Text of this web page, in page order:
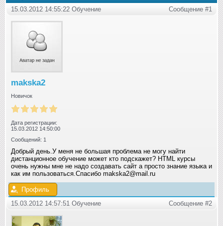
15.03.2012 14:55:22 Обучение Сообщение #1
makska2
Новичок
Дата регистрации:
15.03.2012 14:50:00
Сообщений: 1
Добрый день.У меня не большая проблема не могу найти
дистанционное обучение может кто подскажет? HTML курсы
очень нужны мне не надо создавать сайт а просто знание языка и
как им пользоваться.Спасибо makska2@mail.ru
Профиль
15.03.2012 14:57:51 Обучение
Сообщение #2